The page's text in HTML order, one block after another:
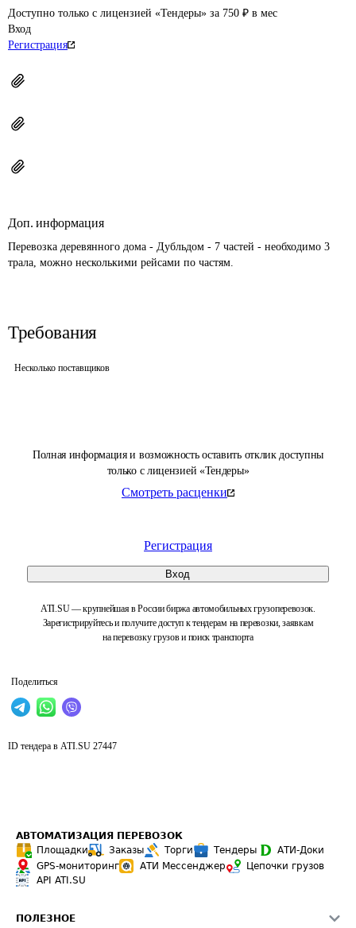
Полная информация и возможность оставить отклик доступны
только с лицензией «Тендеры»
Смотреть расценки
Регистрация
Вход
ATI.SU — крупнейшая в России биржа автомобильных грузоперевозок.
Зарегистрируйтесь и получите доступ к тендерам на перевозки, заявкам
на перевозку грузов и поиск транспорта
Поделиться
Доступно только с лицензией «Тендеры» за 750 ₽ в мес
Вход
Регистрация
Доп. информация
Перевозка деревянного дома - Дубльдом - 7 частей - необходимо 3
трала, можно несколькими рейсами по частям.
Требования
Несколько поставщиков
ID тендера в ATI.SU 27447
АВТОМАТИЗАЦИЯ ПЕРЕВОЗОК
Площадки
Заказы Торги Тендеры
АТИ-Доки
GPS-мониторинг
АТИ Мессенджер
Цепочки грузов
API ATI.SU
ПОЛЕЗНОЕ